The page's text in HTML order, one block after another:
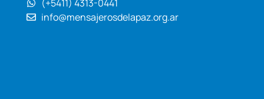
(+5411) 4313-0441
info@mensajerosdelapaz.org.ar